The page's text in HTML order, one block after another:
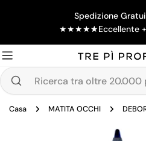
Spedizione
★★★★★Eccellente
Ricerca
oltre
Casa MATITA OCCHI